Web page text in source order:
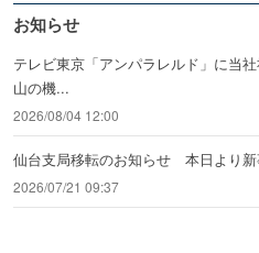
お知らせ
テレビ東京「アンパラレルド」に当
山の機...
2026/08/04 12:00
仙台支局移転のお知らせ 本日より
2026/07/21 09:37